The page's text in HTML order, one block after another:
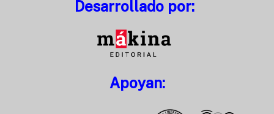
Desarrollado por:
Apoyan: